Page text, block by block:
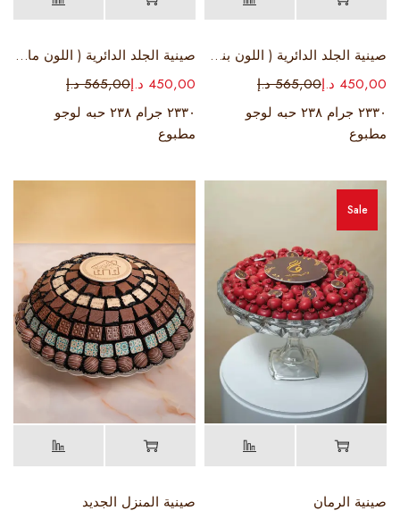
صينية الجلد الدائرية ( اللون بني )
565,00 د.إ 450,00 د.إ
٢٣٣٠ جرام ٢٣٨ حبه لوجو
مطبوع
صينية الجلد الدائرية ( اللون ماروني )
565,00 د.إ 450,00 د.إ
٢٣٣٠ جرام ٢٣٨ حبه لوجو
مطبوع
Sale
صينية الرمان صينية المنزل الجديد